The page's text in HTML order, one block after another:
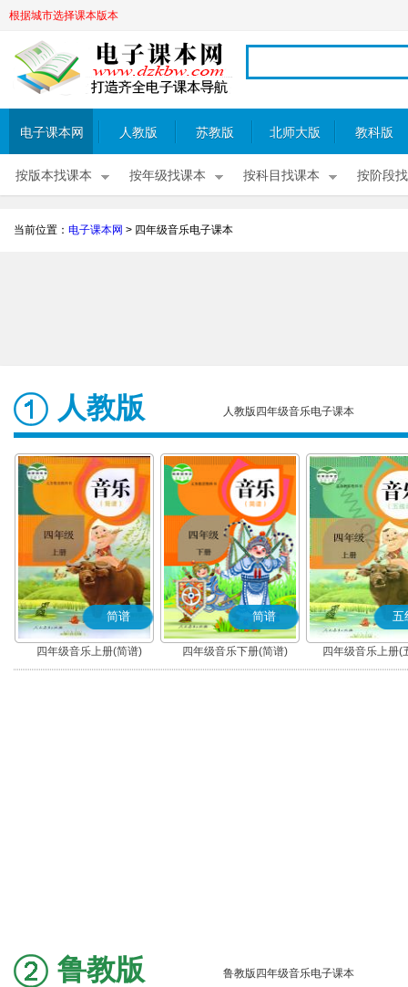
根据城市选择课本版本
电子课本网 人教版 苏教版 北师大版 教科版
按版本找课本 按年级找课本 按科目找课本 按阶段
当前位置： 电子课本网 > 四年级音乐电子课本
人教版 人教版四年级音乐电子课本
简谱
四年级音乐上册(简谱)
简谱
四年级音乐下册(简谱)
五
四年级音乐上册(
鲁教版 鲁教版四年级音乐电子课本